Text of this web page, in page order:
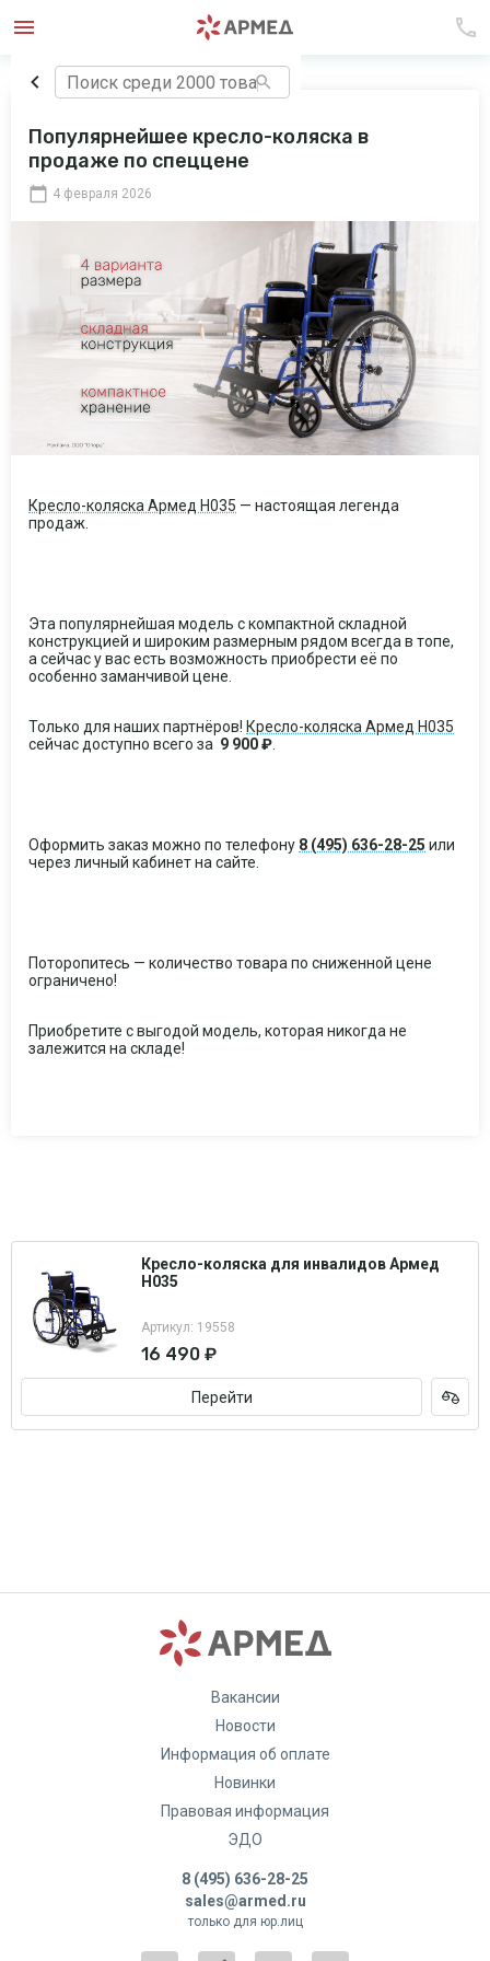
Популярнейшее кресло-коляска в
продаже по спеццене
4 февраля 2026
Кресло-коляска Армед H035 — настоящая легенда
продаж.
Эта популярнейшая модель с компактной складной
конструкцией и широким размерным рядом всегда в топе,
а сейчас у вас есть возможность приобрести её по
особенно заманчивой цене.
Только для наших партнёров! Кресло-коляска Армед H035
сейчас доступно всего за 9 900 ₽
Оформить заказ можно по телефону 8 (495) 636-28-25 или
через личный кабинет на сайте.
Поторопитесь — количество товара по сниженной цене
ограничено!
Приобретите с выгодой модель, которая никогда не
залежится на складе!
Кресло-коляска для инвалидов Армед
H035
Артикул: 19558
16 490 ₽
Перейти
Вакансии
Новости
Информация об оплате
Новинки
Правовая информация
ЭДО
8 (495) 636-28-25
sales@armed.ru
только для юр.лиц